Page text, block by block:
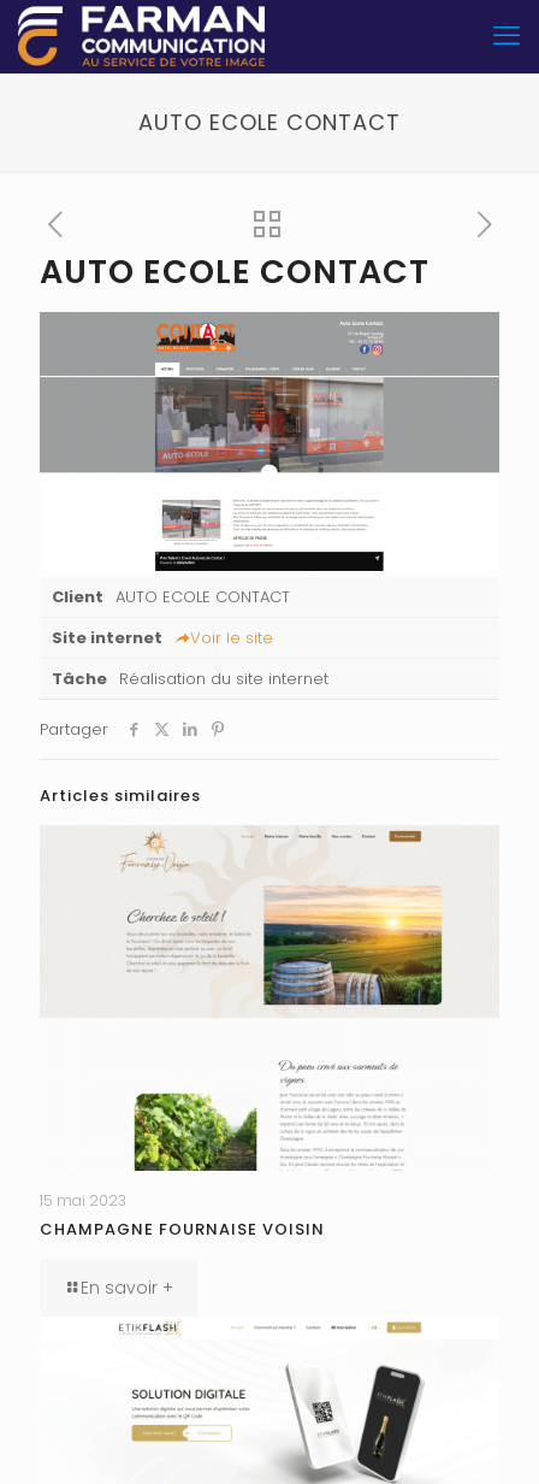
AUTO ECOLE CONTACT
AUTO ECOLE CONTACT
Client AUTO ECOLE CONTACT
Site internet
Voir le site
Tâche Réalisation du site internet
Partager
Articles similaires
15 mai 2023
CHAMPAGNE FOURNAISE VOISIN
En savoir +